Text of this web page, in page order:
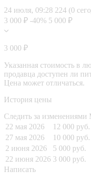
24 июля, 09:28 224 (0
3 000 ₽ -40% 5 000 ₽
3 000 ₽
Указанная стоимость в
продавца доступен ли
Цена может отличаться.
История цены
Следить за изменениями
22 мая 2026
12 000 руб.
27 мая 2026
10 000 руб.
2 июня 2026
5 000 руб.
22 июня 2026 3 000 руб.
Написать